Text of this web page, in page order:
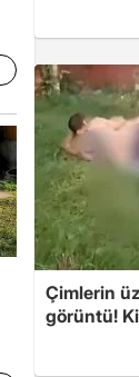
Çimlerin
görüntü!